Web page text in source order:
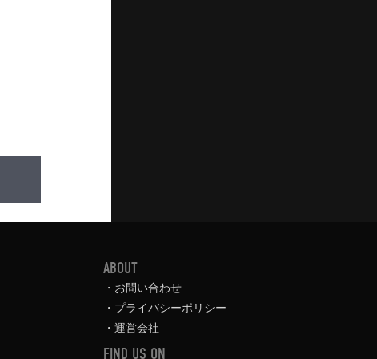
ABOUT
お問い合わせ
プライバシーポリシー
運営会社
FIND US ON